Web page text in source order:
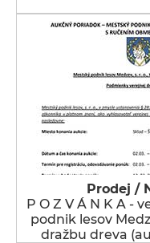
Prodej /
P O Z V Á N K A -
podnik lesov
dražbu dreva